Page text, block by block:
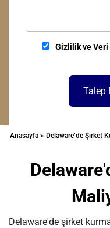
Gizlilik ve Veri
Talep
Anasayfa > Delaware’de Şirket
Delaware'de şirket